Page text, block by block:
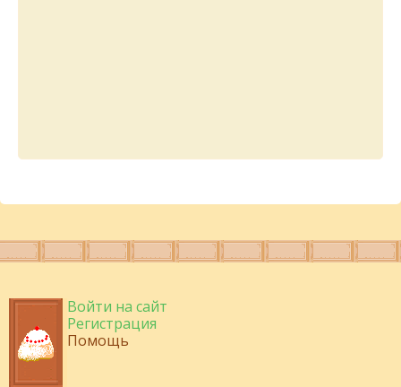
Войти на сайт
Регистрация
Помощь